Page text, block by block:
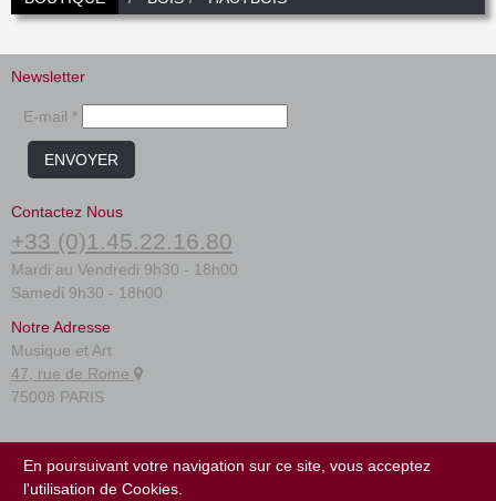
En poursuivant votre navigation sur ce site, vous acceptez
l'utilisation de Cookies.
Newsletter
E-mail *
ENVOYER
Contactez Nous
+33 (0)1.45.22.16.80
Mardi au Vendredi 9h30 - 18h00
Samedi 9h30 - 18h00
Notre Adresse
Musique et Art
47, rue de Rome
75008 PARIS
Conditions générales